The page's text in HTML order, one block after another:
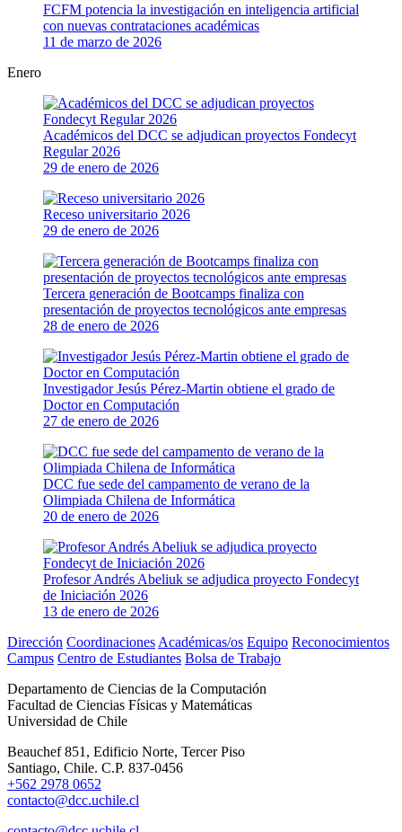
FCFM potencia la investigación en inteligencia artificial
con nuevas contrataciones académicas
11 de marzo de 2026
Enero
Académicos del DCC se adjudican proyectos Fondecyt
Regular 2026
29 de enero de 2026
Receso universitario 2026
29 de enero de 2026
Tercera generación de Bootcamps finaliza con
presentación de proyectos tecnológicos ante empresas
28 de enero de 2026
Investigador Jesús Pérez-Martin obtiene el grado de
Doctor en Computación
27 de enero de 2026
DCC fue sede del campamento de verano de la
Olimpiada Chilena de Informática
20 de enero de 2026
Profesor Andrés Abeliuk se adjudica proyecto Fondecyt
de Iniciación 2026
13 de enero de 2026
Dirección Coordinaciones Académicas/os Equipo Reconocimientos
Campus Centro de Estudiantes Bolsa de Trabajo
Departamento de Ciencias de la Computación
Facultad de Ciencias Físicas y Matemáticas
Universidad de Chile
Beauchef 851, Edificio Norte, Tercer Piso
Santiago, Chile. C.P. 837-0456
+562 2978 0652
contacto@dcc.uchile.cl